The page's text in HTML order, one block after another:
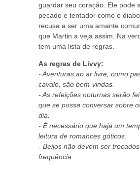
guardar seu coração. Ele pode
pecado e tentador como o
recusa a ser uma amante
que Martin a veja assim. Na
tem uma lista de regras.
As regras de Livvy:
- Aventuras ao ar livre, como
cavalo, são bem-vindas.
- As refeições noturnas serão
que se possa conversar sobre
dia.
- É necessário que haja um
leitura de romances góticos.
- Beijos não devem ser
frequência.